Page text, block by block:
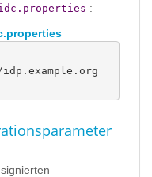
:
signierten